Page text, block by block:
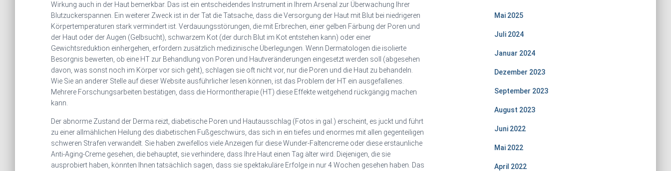
Wirkung auch in der Haut bemerkbar. Das ist ein entscheidendes Instrument in Ihrem Arsenal zur Überwachung Ihrer
Blutzuckerspannen. Ein weiterer Zweck ist in der Tat die Tatsache, dass die Versorgung der Haut mit Blut bei niedrigeren
Körpertemperaturen stark vermindert ist. Verdauungsstörungen, die mit Erbrechen, einer gelben Färbung der Poren und
der Haut oder der Augen (Gelbsucht), schwarzem Kot (der durch Blut im Kot entstehen kann) oder einer
Gewichtsreduktion einhergehen, erfordern zusätzlich medizinische Überlegungen. Wenn Dermatologen die isolierte
Besorgnis bewerten, ob eine HT zur Behandlung von Poren und Hautveränderungen eingesetzt werden soll (abgesehen
davon, was sonst noch im Körper vor sich geht), schlagen sie oft nicht vor, nur die Poren und die Haut zu behandeln.
Wie Sie an anderer Stelle auf dieser Website ausführlicher lesen können, ist das Problem der HT ein ausgefallenes.
Mehrere Forschungsarbeiten bestätigen, dass die Hormontherapie (HT) diese Effekte weitgehend rückgängig machen
kann.
Der abnorme Zustand der Derma reizt, diabetische Poren und Hautausschlag (Fotos in gal.) erscheint, es juckt und führt
zu einer allmählichen Heilung des diabetischen Fußgeschwürs, das sich in ein tiefes und enormes mit allen gegenteiligen
schweren Strafen verwandelt. Sie haben zweifellos viele Anzeigen für diese Wunder-Faltencreme oder diese erstaunliche
Anti-Aging-Creme gesehen, die behauptet, sie verhindere, dass Ihre Haut einen Tag älter wird. Diejenigen, die sie
ausprobiert haben, könnten Ihnen tatsächlich sagen, dass sie spektakuläre Erfolge in nur 4 Wochen gesehen haben. Das
Mai 2025
Juli 2024
Januar 2024
Dezember 2023
September 2023
August 2023
Juni 2022
Mai 2022
April 2022